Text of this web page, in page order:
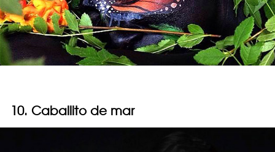
10. Caballito de mar